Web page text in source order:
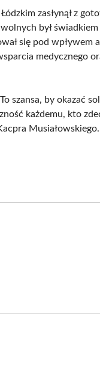
zasłynął z
był
się pod wpływem
medycznego
szansa, by okazać
każdemu, kto
Musiałowskiego.